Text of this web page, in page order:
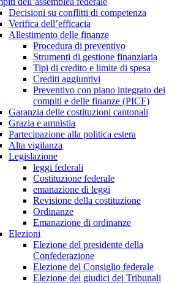
Decisioni su conflitti di competenza
Verifica dell’efficacia
Allestimento delle finanze
Procedura di preventivo
Strumenti di gestione finanziaria
Tipi di credito e limite di spesa
Crediti aggiuntivi
Preventivo con piano integrato dei
compiti e delle finanze (PICF)
Garanzia delle costituzioni cantonali
Grazia e amnistia
Partecipazione alla politica estera
Alta vigilanza
Legislazione
leggi federali
Costituzione federale
emanazione di leggi
Revisione della costituzione
Ordinanze
Emanazione di ordinanze
Elezioni
Elezione del presidente della
Confederazione
Elezione del Consiglio federale
Elezione dei giudici dei Tribunali